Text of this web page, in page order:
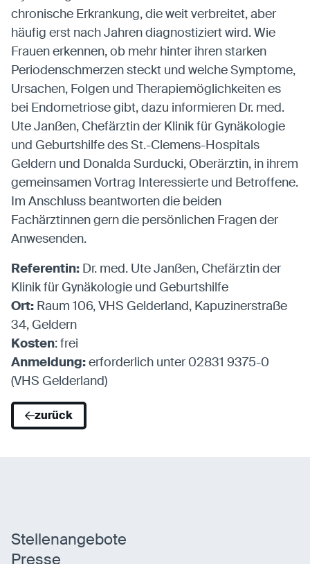
chronische Erkrankung, die weit verbreitet, aber
häufig erst nach Jahren diagnostiziert wird. Wie
Frauen erkennen, ob mehr hinter ihren starken
Periodenschmerzen steckt und welche Symptome,
Ursachen, Folgen und Therapiemöglichkeiten es
bei Endometriose gibt, dazu informieren Dr. med.
Ute Janßen, Chefärztin der Klinik für Gynäkologie
und Geburtshilfe des St.-Clemens-Hospitals
Geldern und Donalda Surducki, Oberärztin, in ihrem
gemeinsamen Vortrag Interessierte und Betroffene.
Im Anschluss beantworten die beiden
Fachärztinnen gern die persönlichen Fragen der
Anwesenden.
Referentin: Dr. med. Ute Janßen, Chefärztin der
Klinik für Gynäkologie und Geburtshilfe
Ort: Raum 106, VHS Gelderland, Kapuzinerstraße
34, Geldern
Kosten: frei
Anmeldung:erforderlich unter 02831 9375-0
(VHS Gelderland)
zurück
Stellenangebote
Presse
Externe Medien
Mit Ihrer Zustimmung erlauben Sie das Laden von
externen Medien.
Vimeo
Anbieter:Vimeo Inc.
Zweck:Verwendung um Vimeo-Videoinhalte zu
entsperren.
Youtube
Anbieter:Youtube LLC
Zweck:
Statistiken
Statistiken-Cookies erfassen Informationen
verstehen, wie unsere Besucher unsere Website
nutzen.
Anbieter: